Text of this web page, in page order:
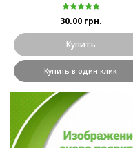
30.00 грн.
Купить
Купить в один клик